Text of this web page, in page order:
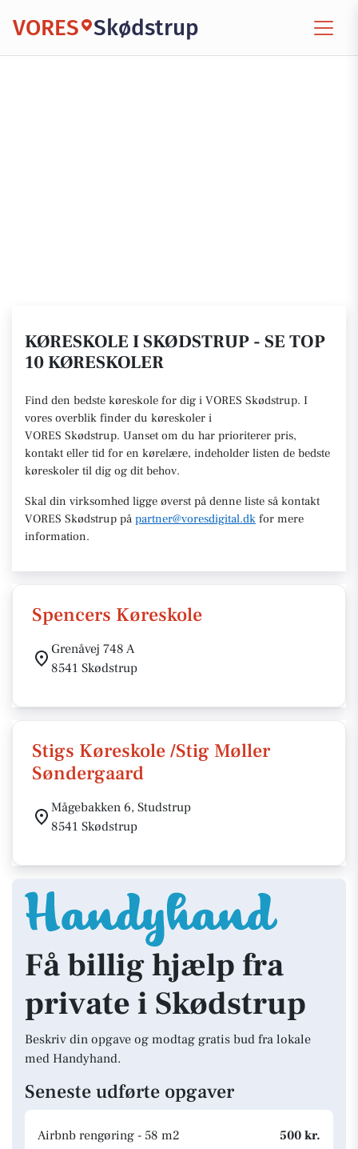
VORES Skødstrup
KØRESKOLE I SKØDSTRUP - SE TOP
10 KØRESKOLER
Find den bedste køreskole for dig i VORES Skødstrup. I
vores overblik finder du køreskoler i
VORES Skødstrup. Uanset om du har prioriterer pris,
kontakt eller tid for en kørelære, indeholder listen de bedste
køreskoler til dig og dit behov.
Skal din virksomhed ligge øverst på denne liste så kontakt
VORES Skødstrup på partner@voresdigital.dk for mere
information.
Spencers Køreskole
Grenåvej 748 A
8541 Skødstrup
Stigs Køreskole /Stig Møller
Søndergaard
Mågebakken 6, Studstrup
8541 Skødstrup
Få billig hjælp fra
private i Skødstrup
Beskriv din opgave og modtag gratis bud fra lokale
med Handyhand.
Seneste udførte opgaver
Airbnb rengøring - 58 m2
500 kr.